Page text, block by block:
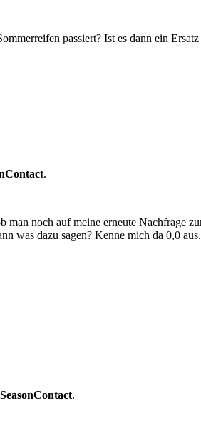
passiert? Ist es dann ein
.
man noch auf meine erneute Nachfrage
was dazu sagen? Kenne mich da 0,0 aus.
.